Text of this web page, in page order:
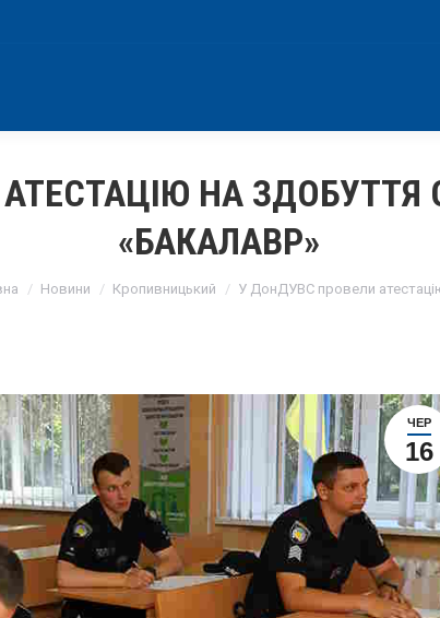
НА ЗДОБУТТЯ
«БАКАЛАВР»
Новини Кропивницький У ДонДУВС провели
ЧЕР
16